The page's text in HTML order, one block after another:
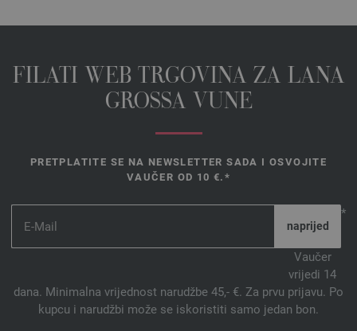
FILATI WEB TRGOVINA ZA LANA
GROSSA VUNE
PRETPLATITE SE NA NEWSLETTER SADA I OSVOJITE
VAUČER OD 10 €.*
*
Vaučer
vrijedi 14
dana. Minimalna vrijednost narudžbe 45,- €. Za prvu prijavu. Po
kupcu i narudžbi može se iskoristiti samo jedan bon.